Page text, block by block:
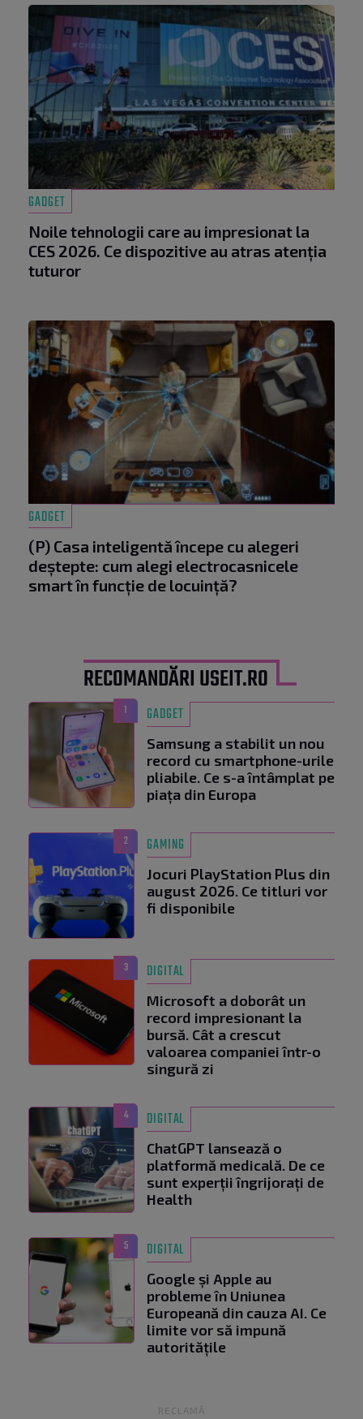
GADGET
Noile tehnologii care au impresionat la
CES 2026. Ce dispozitive au atras atenția
tuturor
GADGET
(P) Casa inteligentă începe cu alegeri
deștepte: cum alegi electrocasnicele
smart în funcție de locuință?
RECOMANDĂRI USEIT.RO
1 GADGET
Samsung a stabilit un nou
record cu smartphone-urile
pliabile. Ce s-a întâmplat pe
piața din Europa
2 GAMING
Jocuri PlayStation Plus din
august 2026. Ce titluri vor
fi disponibile
3 DIGITAL
Microsoft a doborât un
record impresionant la
bursă. Cât a crescut
valoarea companiei într-o
singură zi
4 DIGITAL
ChatGPT lansează o
platformă medicală. De ce
sunt experții îngrijorați de
Health
5 DIGITAL
Google și Apple au
probleme în Uniunea
Europeană din cauza AI. Ce
limite vor să impună
autoritățile
RECLAMĂ